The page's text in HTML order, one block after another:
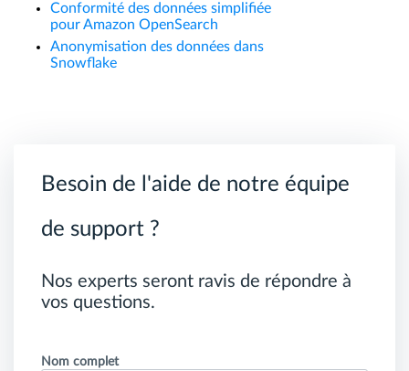
Conformité des données simplifiée
pour Amazon OpenSearch
Anonymisation des données dans
Snowflake
Besoin de l'aide de notre équipe
de support ?
Nos experts seront ravis de répondre à
vos questions.
Nom complet